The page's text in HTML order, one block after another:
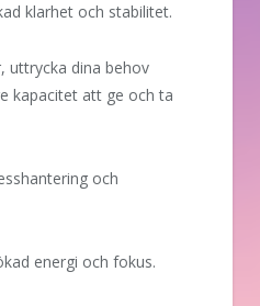
klarhet och stabilitet.
uttrycka dina behov
kapacitet att ge och ta
och
energi och fokus.